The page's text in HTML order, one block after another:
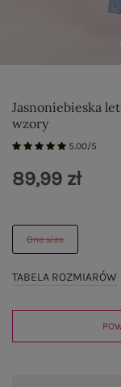
Jasnoniebieska
wzory
5.00/5
One size
TABELA ROZMIARÓW
89,99 zł